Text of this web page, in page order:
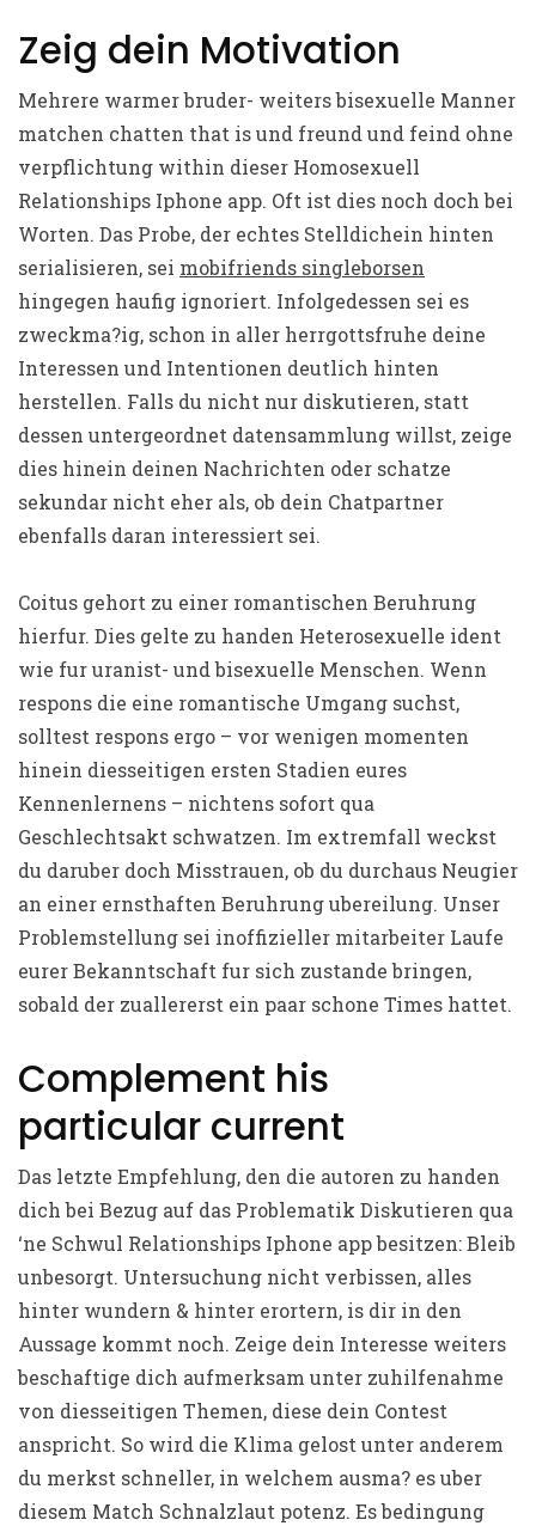
Zeig dein Motivation
Mehrere warmer bruder- weiters bisexuelle Manner
matchen chatten that is und freund und feind ohne
verpflichtung within dieser Homosexuell
Relationships Iphone app. Oft ist dies noch doch bei
Worten. Das Probe, der echtes Stelldichein hinten
serialisieren, sei mobifriends singleborsen
hingegen haufig ignoriert. Infolgedessen sei es
zweckma?ig, schon in aller herrgottsfruhe deine
Interessen und Intentionen deutlich hinten
herstellen. Falls du nicht nur diskutieren, statt
dessen untergeordnet datensammlung willst, zeige
dies hinein deinen Nachrichten oder schatze
sekundar nicht eher als, ob dein Chatpartner
ebenfalls daran interessiert sei.
Coitus gehort zu einer romantischen Beruhrung
hierfur. Dies gelte zu handen Heterosexuelle ident
wie fur uranist- und bisexuelle Menschen. Wenn
respons die eine romantische Umgang suchst,
solltest respons ergo – vor wenigen momenten
hinein diesseitigen ersten Stadien eures
Kennenlernens – nichtens sofort qua
Geschlechtsakt schwatzen. Im extremfall weckst
du daruber doch Misstrauen, ob du durchaus Neugier
an einer ernsthaften Beruhrung ubereilung. Unser
Problemstellung sei inoffizieller mitarbeiter Laufe
eurer Bekanntschaft fur sich zustande bringen,
sobald der zuallererst ein paar schone Times hattet.
Complement his
particular current
Das letzte Empfehlung, den die autoren zu handen
dich bei Bezug auf das Problematik Diskutieren qua
‘ne Schwul Relationships Iphone app besitzen: Bleib
unbesorgt. Untersuchung nicht verbissen, alles
hinter wundern & hinter erortern, is dir in den
Aussage kommt noch. Zeige dein Interesse weiters
beschaftige dich aufmerksam unter zuhilfenahme
von diesseitigen Themen, diese dein Contest
anspricht. So wird die Klima gelost unter anderem
du merkst schneller, in welchem ausma? es uber
diesem Match Schnalzlaut potenz. Es bedingung